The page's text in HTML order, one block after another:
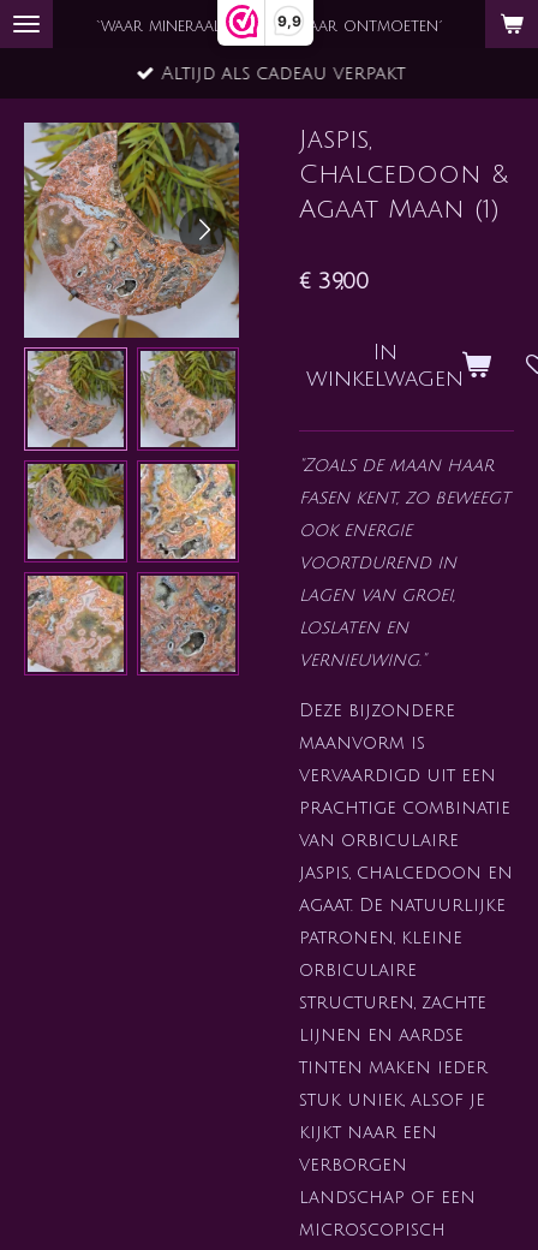
9,9
Ga
de
hoofdinhoud
`waar mineraal en ziel elkaar ontmoeten´
Altijd als cadeau verpakt
Jaspis,
Chalcedoon &
Agaat Maan (1)
€ 39,00
In
winkelwagen
"Zoals de maan haar
fasen kent, zo beweegt
ook energie
voortdurend in
lagen van groei,
loslaten en
vernieuwing."
Deze bijzondere
maanvorm is
vervaardigd uit een
prachtige combinatie
van orbiculaire
jaspis, chalcedoon en
agaat. De natuurlijke
patronen, kleine
orbiculaire
structuren, zachte
lijnen en aardse
tinten maken ieder
stuk uniek, alsof je
kijkt naar een
verborgen
landschap of een
microscopisch